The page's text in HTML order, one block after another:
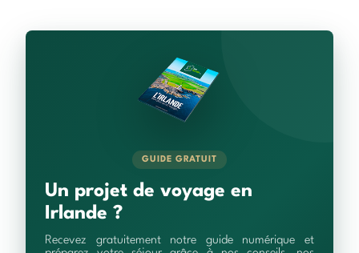
GUIDE GRATUIT
Un projet de voyage en
Irlande ?
Recevez gratuitement notre guide numérique et